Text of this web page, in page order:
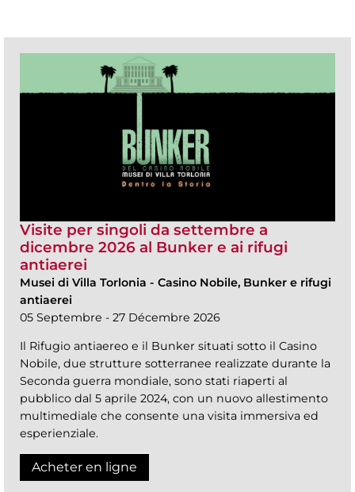
Visite per singoli da settembre a
dicembre 2026 al Bunker e ai rifugi
antiaerei
Musei di Villa Torlonia - Casino Nobile, Bunker e rifugi
antiaerei
05 Septembre - 27 Décembre 2026
Il Rifugio antiaereo e il Bunker situati sotto il Casino
Nobile, due strutture sotterranee realizzate durante la
Seconda guerra mondiale, sono stati riaperti al
pubblico dal 5 aprile 2024, con un nuovo allestimento
multimediale che consente una visita immersiva ed
esperienziale.
Acheter en ligne